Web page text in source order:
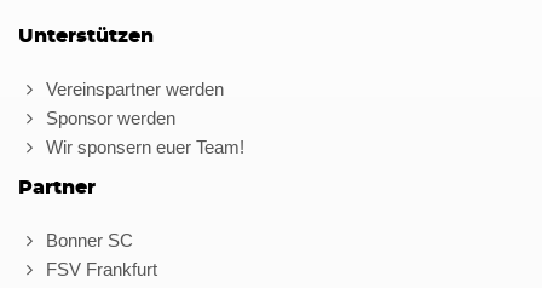
Unterstützen
Vereinspartner werden
Sponsor werden
Wir sponsern euer Team!
Partner
Bonner SC
FSV Frankfurt